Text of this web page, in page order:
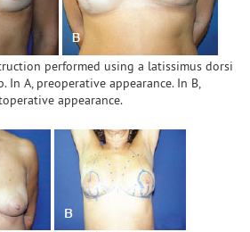
performed using a latissimus dorsi
In A, preoperative appearance. In B,
appearance.